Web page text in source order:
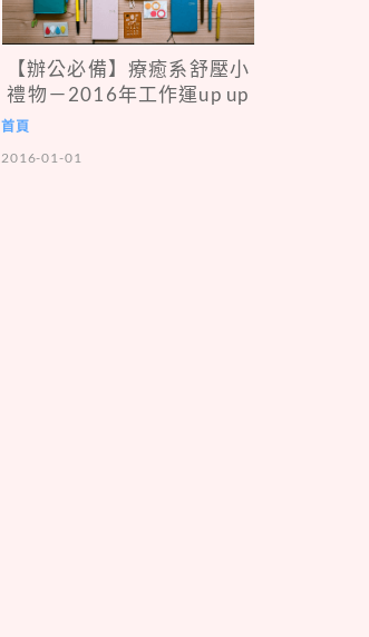
【辦公必備】療癒系舒壓小
禮物－2016年工作運up up
首頁
2016-01-01